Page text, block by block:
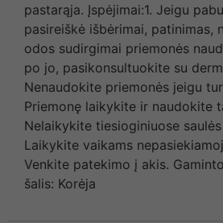
pastarąja. Įspėjimai:1. Jeigu
pasireiškė išbėrimai, patinimas,
odos sudirgimai priemonės
po jo, pasikonsultuokite su
Nenaudokite priemonės jeigu
Priemonę laikykite ir naudokite
Nelaikykite tiesioginiuose
Laikykite vaikams
Venkite patekimo į akis.
šalis: Korėja